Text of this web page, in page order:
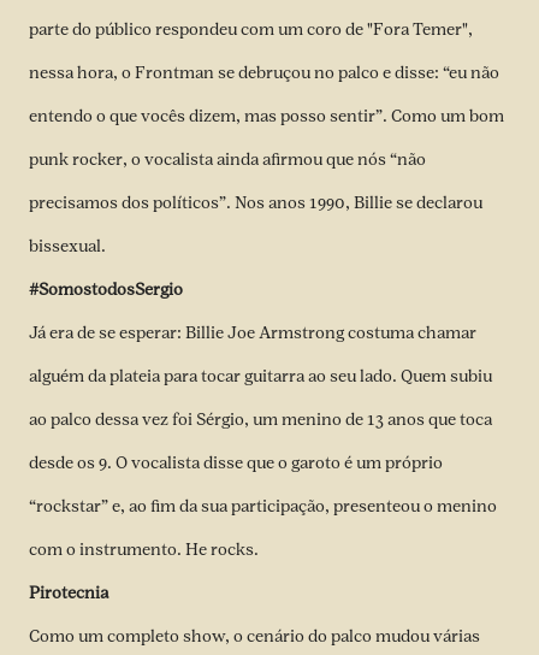
parte do público respondeu com um coro de "Fora Temer",
nessa hora, o Frontman se debruçou no palco e disse: “eu não
entendo o que vocês dizem, mas posso sentir”. Como um bom
punk rocker, o vocalista ainda afirmou que nós “não
precisamos dos políticos”. Nos anos 1990, Billie se declarou
bissexual.
#SomostodosSergio
Já era de se esperar: Billie Joe Armstrong costuma chamar
alguém da plateia para tocar guitarra ao seu lado. Quem subiu
ao palco dessa vez foi Sérgio, um menino de 13 anos que toca
desde os 9. O vocalista disse que o garoto é um próprio
“rockstar” e, ao fim da sua participação, presenteou o menino
com o instrumento. He rocks.
Pirotecnia
Como um completo show, o cenário do palco mudou várias